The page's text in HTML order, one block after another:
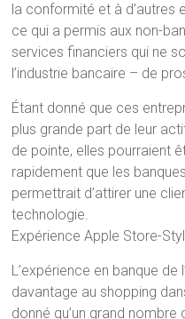
la conformité et à d’autres
ce qui a permis aux non-
services financiers qui ne
l’industrie bancaire – de
Étant donné que ces
plus grande part de leur
de pointe, elles pourraient
rapidement que les
permettrait d’attirer une
technologie.
Expérience Apple Store-
L’expérience en banque
davantage au shopping
donné qu’un grand